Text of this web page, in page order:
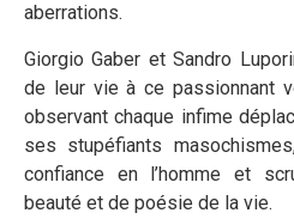
aberrations.
Giorgio Gaber et Sandro
de leur vie à ce passionnant
observant chaque infime
ses stupéfiants
confiance en l’homme et
beauté et de poésie de la vie.